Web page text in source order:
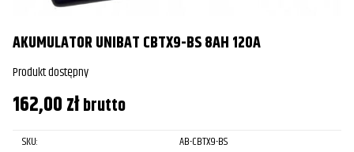
AKUMULATOR UNIBAT CBTX9-BS 8AH 120A
Produkt dostępny
162,00złbrutto
SKU:
AB-CBTX9-BS